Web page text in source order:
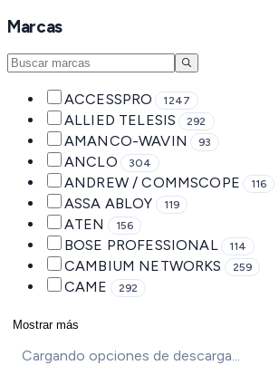
Marcas
ACCESSPRO 1247
ALLIED TELESIS 292
AMANCO-WAVIN 93
ANCLO 304
ANDREW / COMMSCOPE 116
ASSA ABLOY 119
ATEN 156
BOSE PROFESSIONAL 114
CAMBIUM NETWORKS 259
CAME 292
Mostrar más
Cargando opciones de descarga...